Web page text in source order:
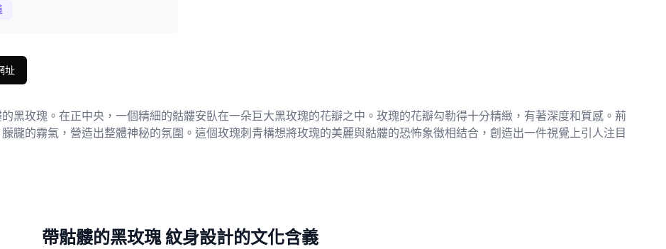
址
黑玫瑰。在正中央，一個精細的骷髏安臥在一朵巨大黑玫瑰的花瓣之中。玫瑰的花瓣勾勒得十分精緻，有著深度和質感。荊
朧的霧氣，營造出整體神秘的氛圍。這個玫瑰刺青構想將玫瑰的美麗與骷髏的恐怖象徵相結合，創造出一件視覺上引人注目
帶骷髏的黑玫瑰 紋身設計的文化含義